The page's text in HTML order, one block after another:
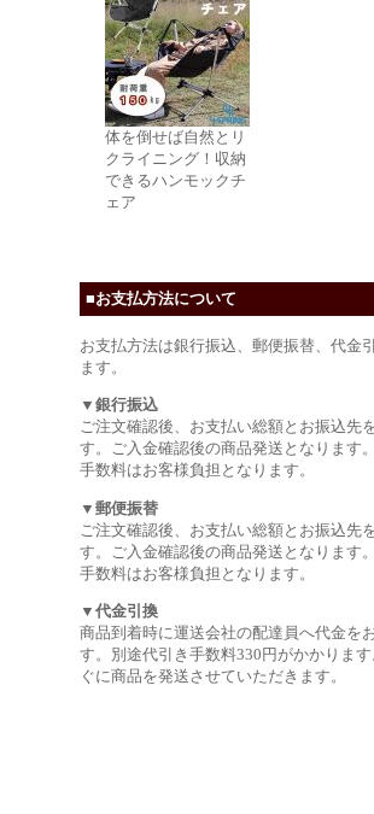
体を倒せば自然とリ
クライニング！収納
できるハンモックチ
ェア
■お支払方法について
お支払方法は銀行振込、郵便振替、代金
ます。
▼銀行振込
ご注文確認後、お支払い総額とお振込先
す。ご入金確認後の商品発送となります
手数料はお客様負担となります。
▼郵便振替
ご注文確認後、お支払い総額とお振込先
す。ご入金確認後の商品発送となります
手数料はお客様負担となります。
▼代金引換
商品到着時に運送会社の配達員へ代金を
す。別途代引き手数料330円がかかりま
ぐに商品を発送させていただきます。